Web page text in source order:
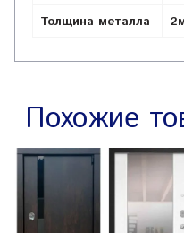
Толщина металла
Похожие